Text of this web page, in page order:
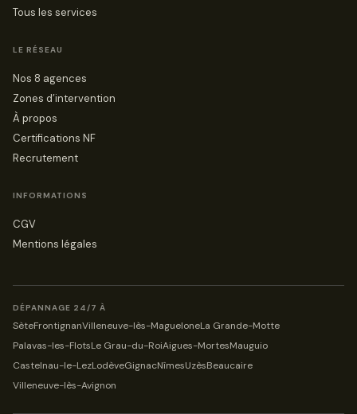
Tous les services
LE RÉSEAU
Nos 8 agences
Zones d’intervention
À propos
Certifications NF
Recrutement
INFORMATIONS
CGV
Mentions légales
DÉPANNAGE 24/7 À
SèteFrontignanVilleneuve-lès-MagueloneLa Grande-Motte
Palavas-les-FlotsLe Grau-du-RoiAigues-MortesMauguio
Castelnau-le-LezLodèveGignacNîmesUzèsBeaucaire
Villeneuve-lès-Avignon